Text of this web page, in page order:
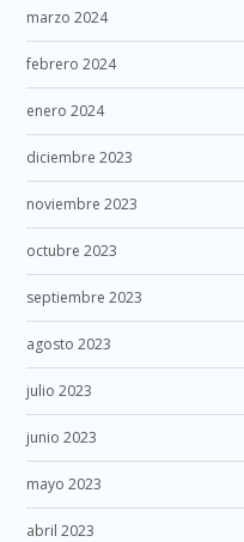
marzo 2024
febrero 2024
enero 2024
diciembre 2023
noviembre 2023
octubre 2023
septiembre 2023
agosto 2023
julio 2023
junio 2023
mayo 2023
abril 2023